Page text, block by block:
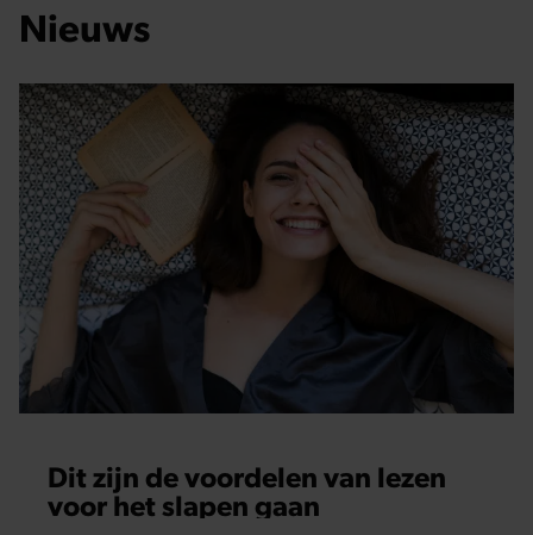
Nieuws
Dit zijn de voordelen van lezen
voor het slapen gaan